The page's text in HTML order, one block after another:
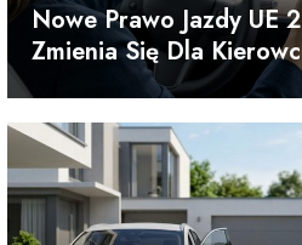
Nowe Prawo Jazdy UE
Zmienia Się Dla